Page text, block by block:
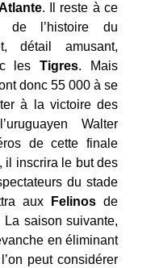
. Il reste à ce
de l’histoire du
détail amusant,
lesTigres. Mais
donc 55 000 à se
à la victoire des
Walter
de cette finale
il inscrira le but des
du stade
aux
Felinosde
La saison suivante,
en éliminant
peut considérer